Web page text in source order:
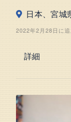
日本、宮城
2022年2月28日に追
詳細